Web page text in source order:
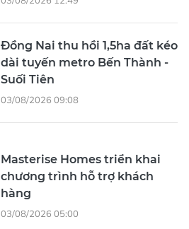
Đồng Nai thu hồi 1,5ha đất kéo
dài tuyến metro Bến Thành -
Suối Tiên
03/08/2026 09:08
Masterise Homes triển khai
chương trình hỗ trợ khách
hàng
03/08/2026 05:00